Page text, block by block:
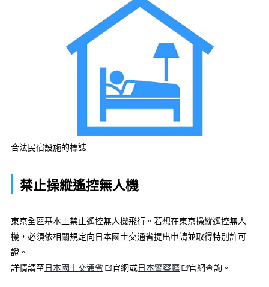
合法民宿設施的標誌
禁止操縱遙控無人機
東京全區基本上禁止遙控無人機飛行。若想在東京操縱遙控無人
機，必須依相關規定向日本國土交通省提出申請並取得特別許可
證。
詳情請至日本國土交通省 官網或日本警察廳 官網查詢。